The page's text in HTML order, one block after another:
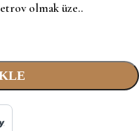
olmak üze..